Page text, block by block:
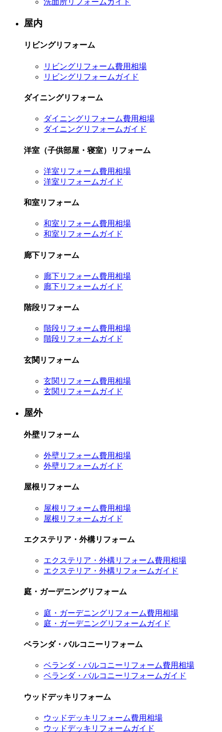
洗面所リフォームガイド
屋内
リビングリフォーム
リビングリフォーム費用相場
リビングリフォームガイド
ダイニングリフォーム
ダイニングリフォーム費用相場
ダイニングリフォームガイド
洋室（子供部屋・寝室）リフォーム
洋室リフォーム費用相場
洋室リフォームガイド
和室リフォーム
和室リフォーム費用相場
和室リフォームガイド
廊下リフォーム
廊下リフォーム費用相場
廊下リフォームガイド
階段リフォーム
階段リフォーム費用相場
階段リフォームガイド
玄関リフォーム
玄関リフォーム費用相場
玄関リフォームガイド
屋外
外壁リフォーム
外壁リフォーム費用相場
外壁リフォームガイド
屋根リフォーム
屋根リフォーム費用相場
屋根リフォームガイド
エクステリア・外構リフォーム
エクステリア・外構リフォーム費用相場
エクステリア・外構リフォームガイド
庭・ガーデニングリフォーム
庭・ガーデニングリフォーム費用相場
庭・ガーデニングリフォームガイド
ベランダ・バルコニーリフォーム
ベランダ・バルコニーリフォーム費用相場
ベランダ・バルコニーリフォームガイド
ウッドデッキリフォーム
ウッドデッキリフォーム費用相場
ウッドデッキリフォームガイド